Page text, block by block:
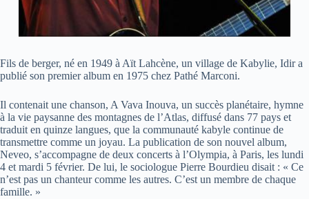
Fils de berger, né en 1949 à Aït Lahcène, un village de Kabylie, Idir a
publié son premier album en 1975 chez Pathé Marconi.
Il contenait une chanson, A Vava Inouva, un succès planétaire, hymne
à la vie paysanne des montagnes de l’Atlas, diffusé dans 77 pays et
traduit en quinze langues, que la communauté kabyle continue de
transmettre comme un joyau. La publication de son nouvel album,
Neveo, s’accompagne de deux concerts à l’Olympia, à Paris, les lundi
4 et mardi 5 février. De lui, le sociologue Pierre Bourdieu disait : « Ce
n’est pas un chanteur comme les autres. C’est un membre de chaque
famille. »